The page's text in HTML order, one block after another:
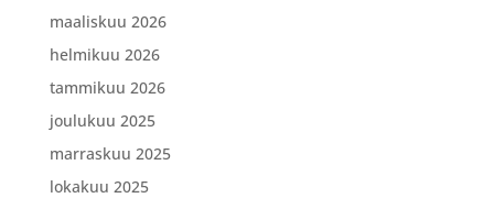
maaliskuu 2026
helmikuu 2026
tammikuu 2026
joulukuu 2025
marraskuu 2025
lokakuu 2025